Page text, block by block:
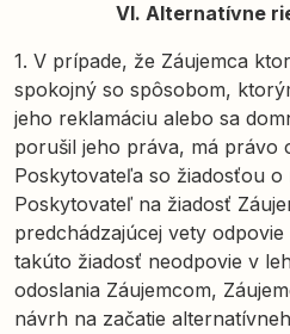
VI. Alternatívne
1. V prípade, že Záujemca
spokojný so spôsobom,
jeho reklamáciu alebo sa
porušil jeho práva, má právo
Poskytovateľa so žiadosťou
Poskytovateľ na žiadosť
predchádzajúcej vety
takúto žiadosť neodpovie v
odoslania Záujemcom,
návrh na začatie